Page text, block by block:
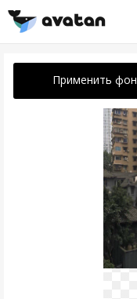
Применить фон